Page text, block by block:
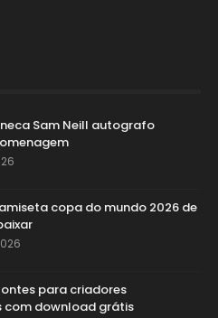
Sam Neill autografo
copa do mundo 2026 de
para criadores
com download grátis